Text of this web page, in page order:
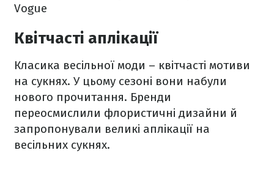
Vogue
Квітчасті аплікації
Класика весільної моди – квітчасті мотиви
на сукнях. У цьому сезоні вони набули
нового прочитання. Бренди
переосмислили флористичні дизайни й
запропонували великі аплікації на
весільних сукнях.